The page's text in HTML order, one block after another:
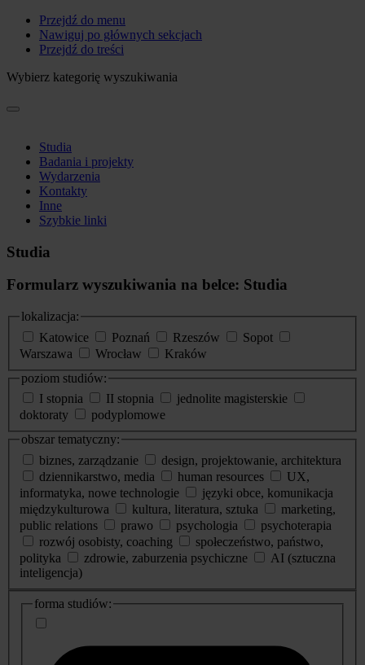
Przejdź do menu
Nawiguj po głównych sekcjach
Przejdź do treści
Wybierz kategorię wyszukiwania
Studia
Badania i projekty
Wydarzenia
Kontakty
Inne
Szybkie linki
Studia
Formularz wyszukiwania na belce: Studia
lokalizacja:
Katowice
Poznań Rzeszów
Sopot
Warszawa
Wrocław
Kraków
poziom studiów:
I stopnia
II stopnia
jednolite magisterskie
doktoraty
podyplomowe
obszar tematyczny:
biznes, zarządzanie
design, projektowanie, architektura
dziennikarstwo, media
human resources
UX,
informatyka, nowe technologie
języki obce, komunikacja
międzykulturowa
kultura, literatura, sztuka
marketing,
public relations
prawo psychologia
psychoterapia
rozwój osobisty, coaching
społeczeństwo, państwo,
polityka
zdrowie, zaburzenia psychiczne
AI (sztuczna
inteligencja)
dodatkowe
informacje
forma studiów: